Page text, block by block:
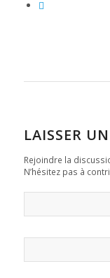
LAISSER
Rejoindre la
N’hésitez pas à